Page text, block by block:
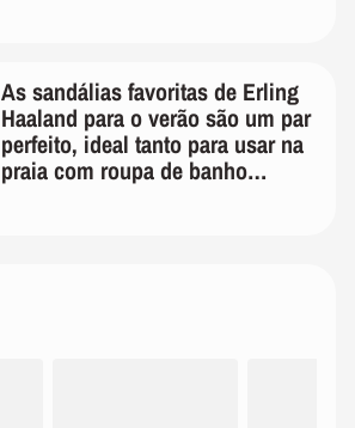
As sandálias favoritas de Erling
Haaland para o verão são um par
perfeito, ideal tanto para usar na
praia com roupa de banho